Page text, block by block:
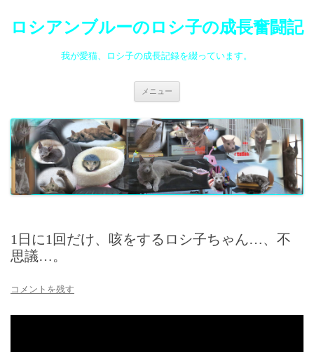
ロシアンブルーのロシ子の成長奮闘記
我が愛猫、ロシ子の成長記録を綴っています。
メニュー
ツ
へ
ス
キ
ッ
プ
1日に1回だけ、咳をするロシ子ちゃん…、不
思議…。
コメントを残す